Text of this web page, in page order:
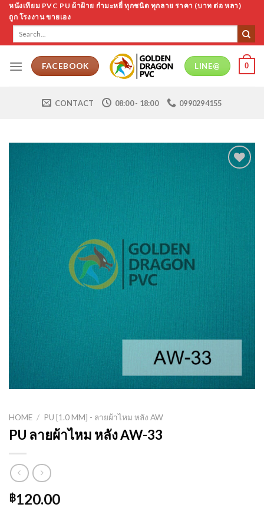
Skip
content
หนังเทียม PVC PU ผ้าฝ้าย กำมะหยี่ ทุกชนิด ทุกลาย ราคา (บาท ต่อ หลา)
ถูก โรงงาน ขายเอง
FACEBOOK LINE@ 0
CONTACT 08:00 - 18:00 0990294155
HOME / PU [1.0 MM] - ลายผ้าไหม หลัง AW
PU ลายผ้าไหม หลัง AW-33
฿120.00